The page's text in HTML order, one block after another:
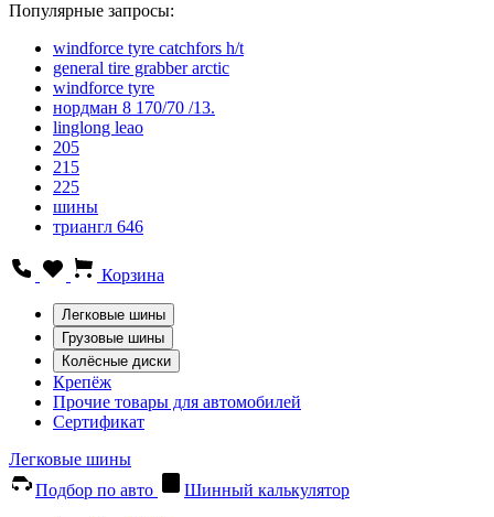
Популярные запросы:
windforce tyre catchfors h/t
general tire grabber arctic
windforce tyre
нордман 8 170/70 /13.
linglong leao
205
215
225
шины
триангл 646
Корзина
Легковые шины
Грузовые шины
Колёсные диски
Крепёж
Прочие товары для автомобилей
Сертификат
Легковые шины
Подбор по авто
Шинный калькулятор